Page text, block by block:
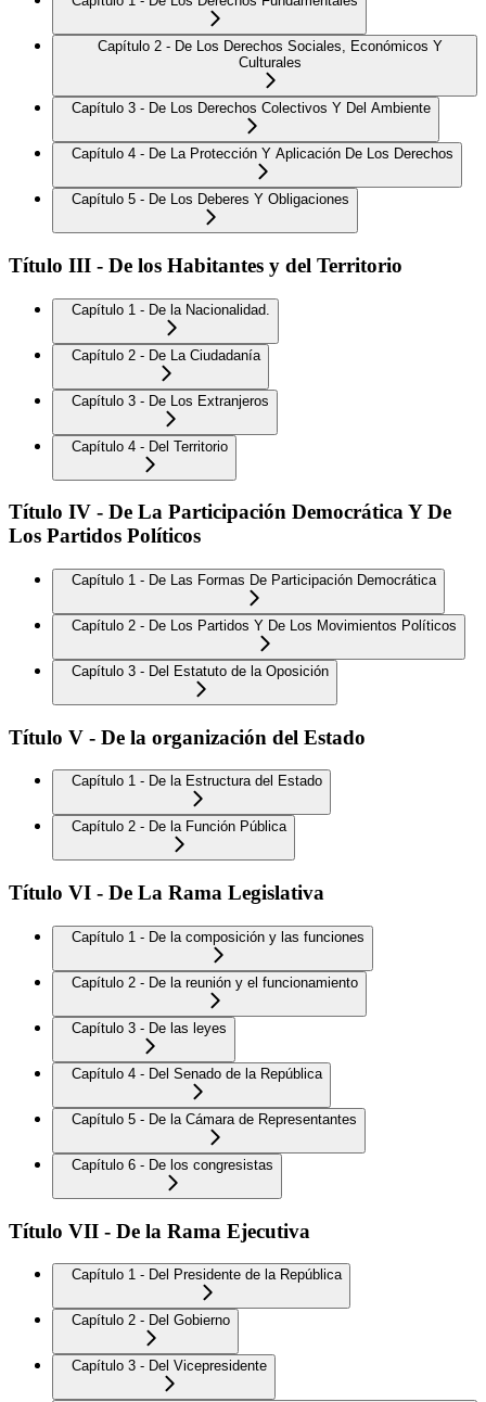
Capítulo 2 - De Los Derechos Sociales, Económicos Y
Culturales
Capítulo 3 - De Los Derechos Colectivos Y Del Ambiente
Capítulo 4 - De La Protección Y Aplicación De Los Derechos
Capítulo 5 - De Los Deberes Y Obligaciones
Título III - De los Habitantes y del Territorio
Capítulo 1 - De la Nacionalidad.
Capítulo 2 - De La Ciudadanía
Capítulo 3 - De Los Extranjeros
Capítulo 4 - Del Territorio
Título IV - De La Participación Democrática Y De
Los Partidos Políticos
Capítulo 1 - De Las Formas De Participación Democrática
Capítulo 2 - De Los Partidos Y De Los Movimientos Políticos
Capítulo 3 - Del Estatuto de la Oposición
Título V - De la organización del Estado
Capítulo 1 - De la Estructura del Estado
Capítulo 2 - De la Función Pública
Título VI - De La Rama Legislativa
Capítulo 1 - De la composición y las funciones
Capítulo 2 - De la reunión y el funcionamiento
Capítulo 3 - De las leyes
Capítulo 4 - Del Senado de la República
Capítulo 5 - De la Cámara de Representantes
Capítulo 6 - De los congresistas
Título VII - De la Rama Ejecutiva
Capítulo 1 - Del Presidente de la República
Capítulo 2 - Del Gobierno
Capítulo 3 - Del Vicepresidente